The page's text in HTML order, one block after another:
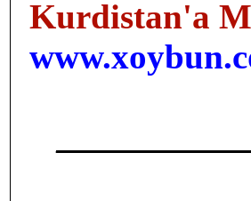
Kurdistan'a